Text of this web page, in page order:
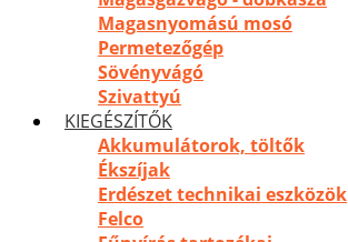
Magasnyomású mosó
Permetezőgép
Sövényvágó
Szivattyú
KIEGÉSZÍTŐK
Akkumulátorok, töltők
Ékszíjak
Erdészet technikai eszközök
Felco